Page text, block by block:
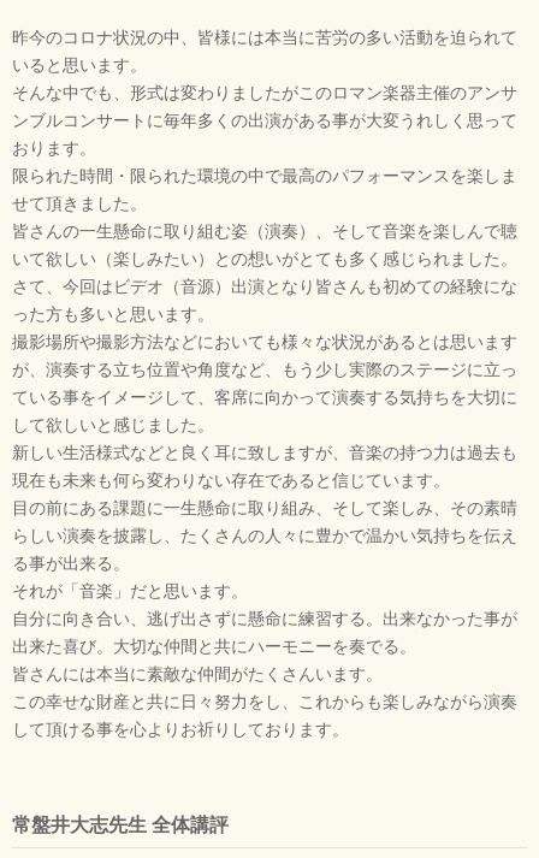
昨今のコロナ状況の中、皆様には本当に苦労の多い活動を迫られて
いると思います。
そんな中でも、形式は変わりましたがこのロマン楽器主催のアンサ
ンブルコンサートに毎年多くの出演がある事が大変うれしく思って
おります。
限られた時間・限られた環境の中で最高のパフォーマンスを楽しま
せて頂きました。
皆さんの一生懸命に取り組む姿（演奏）、そして音楽を楽しんで聴
いて欲しい（楽しみたい）との想いがとても多く感じられました。
さて、今回はビデオ（音源）出演となり皆さんも初めての経験にな
った方も多いと思います。
撮影場所や撮影方法などにおいても様々な状況があるとは思います
が、演奏する立ち位置や角度など、もう少し実際のステージに立っ
ている事をイメージして、客席に向かって演奏する気持ちを大切に
して欲しいと感じました。
新しい生活様式などと良く耳に致しますが、音楽の持つ力は過去も
現在も未来も何ら変わりない存在であると信じています。
目の前にある課題に一生懸命に取り組み、そして楽しみ、その素晴
らしい演奏を披露し、たくさんの人々に豊かで温かい気持ちを伝え
る事が出来る。
それが「音楽」だと思います。
自分に向き合い、逃げ出さずに懸命に練習する。出来なかった事が
出来た喜び。大切な仲間と共にハーモニーを奏でる。
皆さんには本当に素敵な仲間がたくさんいます。
この幸せな財産と共に日々努力をし、これからも楽しみながら演奏
して頂ける事を心よりお祈りしております。
常盤井大志先生 全体講評